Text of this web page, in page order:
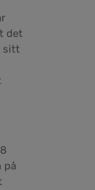
det
sitt
på